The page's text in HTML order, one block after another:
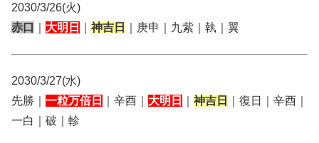
2030/3/26(火)
赤口
大明日 神吉日 ｜庚申｜九紫｜執｜翼
2030/3/27(水)
先勝｜ 一粒万倍日 ｜辛酉｜ 大明日 神吉日
｜復日｜辛酉｜
一白｜破｜軫